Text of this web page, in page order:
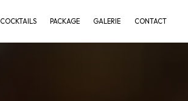
COCKTAILS PACKAGE GALERIE CONTACT